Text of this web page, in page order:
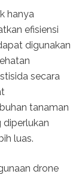
hanya
efisiensi
digunakan
secara
tanaman
diperlukan
luas.
drone